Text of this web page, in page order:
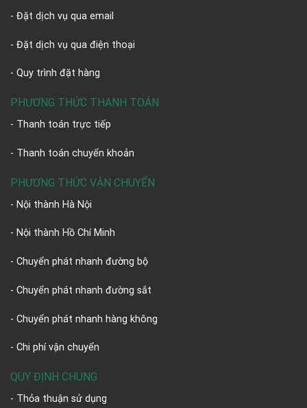
- Đặt dịch vụ qua email
- Đặt dịch vụ qua điện thoại
- Quy trình đặt hàng
PHƯƠNG THỨC THANH TOÁN
- Thanh toán trực tiếp
- Thanh toán chuyển khoản
PHƯƠNG THỨC VẬN CHUYỂN
- Nội thành Hà Nội
- Nội thành Hồ Chí Minh
- Chuyển phát nhanh đường bộ
- Chuyển phát nhanh đường sắt
- Chuyển phát nhanh hàng không
- Chi phí vận chuyển
QUY ĐỊNH CHUNG
- Thỏa thuận sử dụng